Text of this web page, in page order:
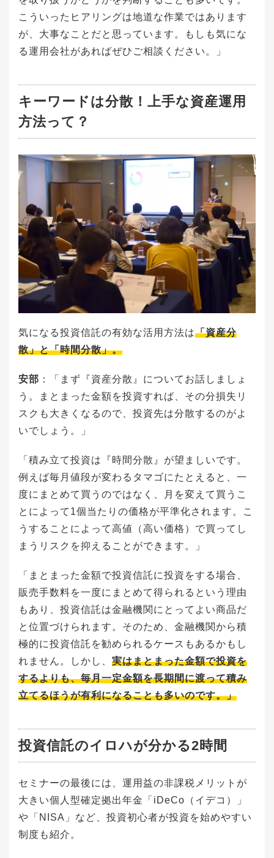
こういったヒアリングは地道な作業ではあります
が、大事なことだと思っています。もしも気にな
る運用会社があればぜひご相談ください。」
キーワードは分散！上手な資産運用
方法って？
気になる投資信託の有効な活用方法は「資産分
散」と「時間分散」。
安部 ：「まず『資産分散』についてお話しましょ
う。まとまった金額を投資すれば、その分損失リ
スクも大きくなるので、投資先は分散するのがよ
いでしょう。」
「積み立て投資は『時間分散』が望ましいです。
例えば毎月値段が変わるタマゴにたとえると、一
度にまとめて買うのではなく、月を変えて買うこ
とによって1個当たりの価格が平準化されます。こ
うすることによって高値（高い価格）で買ってし
まうリスクを抑えることができます。」
「まとまった金額で投資信託に投資をする場合、
販売手数料を一度にまとめて得られるという理由
もあり、投資信託は金融機関にとってよい商品だ
と位置づけられます。そのため、金融機関から積
極的に投資信託を勧められるケースもあるかもし
れません。しかし、 実はまとまった金額で投資を
するよりも、毎月一定金額を長期間に渡って積み
立てるほうが有利になることも多いのです。」
投資信託のイロハが分かる2時間
セミナーの最後には、運用益の非課税メリットが
大きい個人型確定拠出年金「iDeCo（イデコ）」
や「NISA」など、投資初心者が投資を始めやすい
制度も紹介。